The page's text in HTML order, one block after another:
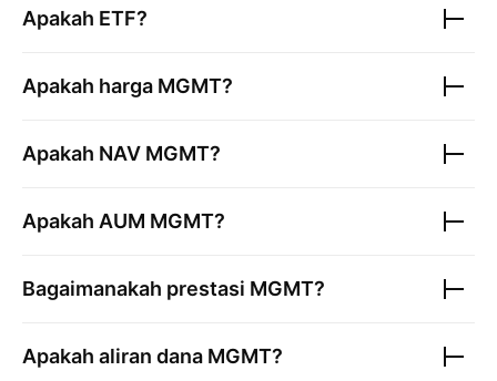
Apakah ETF?
Apakah harga MGMT?
Apakah NAV MGMT?
Apakah AUM MGMT?
Bagaimanakah prestasi MGMT?
Apakah aliran dana MGMT?